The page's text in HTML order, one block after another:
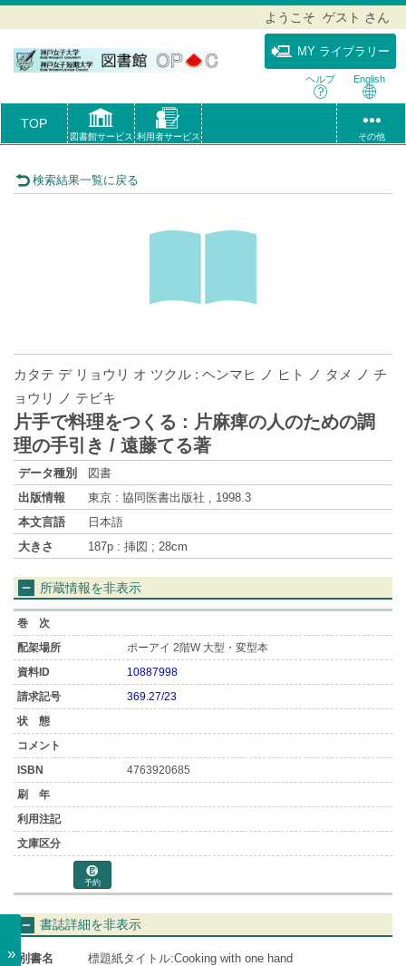
ようこそ ゲスト さん
MY ライブラリー
ヘルプ English
TOP
図書館サービス 利用者サービス その他
検索結果一覧に戻る
»
カタテ デ リョウリ オ ツクル : ヘンマヒ ノ ヒト ノ タメ ノ チ
ョウリ ノ テビキ
片手で料理をつくる : 片麻痺の人のための調
理の手引き / 遠藤てる著
データ種別
図書
出版情報
東京 : 協同医書出版社 , 1998.3
本文言語
日本語
大きさ
187p : 挿図 ; 28cm
所蔵情報を非表示
ポーアイ 2階W 大型・変型本
10887998
369.27/23
4763920685
予約
書誌詳細を非表示
別書名
標題紙タイトル:Cooking with one hand